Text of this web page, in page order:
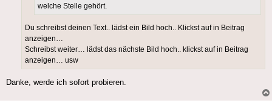
welche Stelle gehört.
Du schreibst deinen Text.. lädst ein Bild hoch.. Klickst auf in Beitrag
anzeigen…
Schreibst weiter… lädst das nächste Bild hoch.. klickst auf in Beitrag
anzeigen… usw
Danke, werde ich sofort probieren.